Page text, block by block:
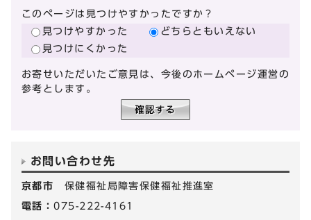
このページは見つけやすかったですか？
見つけやすかった
どちらともいえない
見つけにくかった
お寄せいただいたご意見は、今後のホームページ運営の
参考とします。
お問い合わせ先
京都市 保健福祉局障害保健福祉推進室
電話：075-222-4161